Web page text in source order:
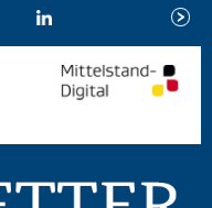
linkedin